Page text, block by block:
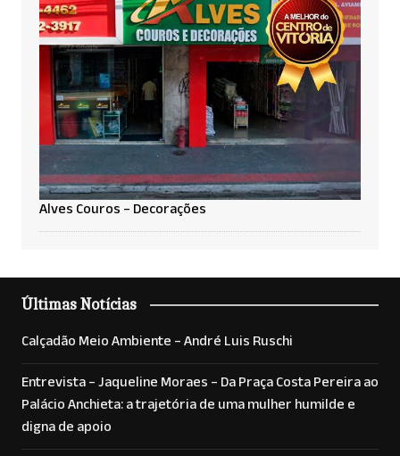
Alves Couros – Decorações
Últimas Notícias
Calçadão Meio Ambiente – André Luis Ruschi
Entrevista – Jaqueline Moraes – Da Praça Costa Pereira ao
Palácio Anchieta: a trajetória de uma mulher humilde e
digna de apoio